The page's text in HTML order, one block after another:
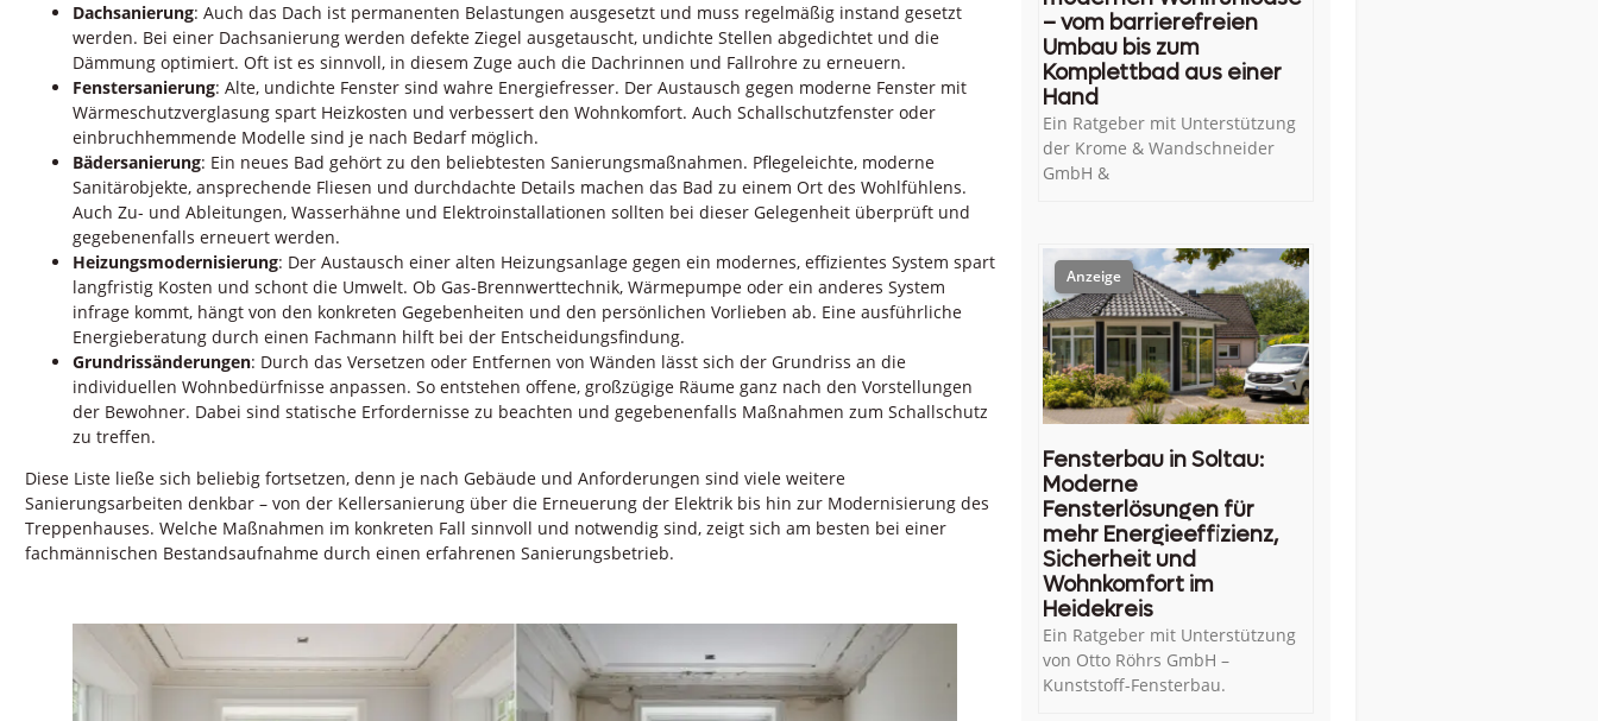
Dachsanierung: Auch das Dach ist permanenten Belastungen ausgesetzt und muss regelmäßig instand gesetzt
werden. Bei einer Dachsanierung werden defekte Ziegel ausgetauscht, undichte Stellen abgedichtet und die
Dämmung optimiert. Oft ist es sinnvoll, in diesem Zuge auch die Dachrinnen und Fallrohre zu erneuern.
Fenstersanierung: Alte, undichte Fenster sind wahre Energiefresser. Der Austausch gegen moderne Fenster mit
Wärmeschutzverglasung spart Heizkosten und verbessert den Wohnkomfort. Auch Schallschutzfenster oder
einbruchhemmende Modelle sind je nach Bedarf möglich.
Bädersanierung: Ein neues Bad gehört zu den beliebtesten Sanierungsmaßnahmen. Pflegeleichte, moderne
Sanitärobjekte, ansprechende Fliesen und durchdachte Details machen das Bad zu einem Ort des Wohlfühlens.
Auch Zu- und Ableitungen, Wasserhähne und Elektroinstallationen sollten bei dieser Gelegenheit überprüft und
gegebenenfalls erneuert werden.
Heizungsmodernisierung: Der Austausch einer alten Heizungsanlage gegen ein modernes, effizientes System spart
langfristig Kosten und schont die Umwelt. Ob Gas-Brennwerttechnik, Wärmepumpe oder ein anderes System
infrage kommt, hängt von den konkreten Gegebenheiten und den persönlichen Vorlieben ab. Eine ausführliche
Energieberatung durch einen Fachmann hilft bei der Entscheidungsfindung.
Grundrissänderungen: Durch das Versetzen oder Entfernen von Wänden lässt sich der Grundriss an die
individuellen Wohnbedürfnisse anpassen. So entstehen offene, großzügige Räume ganz nach den Vorstellungen
der Bewohner. Dabei sind statische Erfordernisse zu beachten und gegebenenfalls Maßnahmen zum Schallschutz
zu treffen.
Diese Liste ließe sich beliebig fortsetzen, denn je nach Gebäude und Anforderungen sind viele weitere
Sanierungsarbeiten denkbar – von der Kellersanierung über die Erneuerung der Elektrik bis hin zur Modernisierung des
Treppenhauses. Welche Maßnahmen im konkreten Fall sinnvoll und notwendig sind, zeigt sich am besten bei einer
fachmännischen Bestandsaufnahme durch einen erfahrenen Sanierungsbetrieb.
– vom barrierefreien
Umbau bis zum
Komplettbad aus einer
Hand
Ein Ratgeber mit Unterstützung
der Krome & Wandschneider
GmbH &
Fensterbau in Soltau:
Moderne
Fensterlösungen für
mehr Energieeffizienz,
Sicherheit und
Wohnkomfort im
Heidekreis
Ein Ratgeber mit Unterstützung
von Otto Röhrs GmbH –
Kunststoff-Fensterbau.